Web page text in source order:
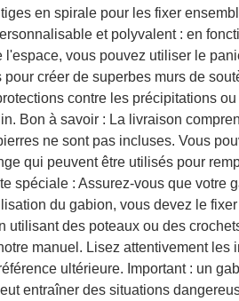
en spirale pour les fixer
et polyvalent : en
vous pouvez utiliser le
créer de superbes murs de
contre les précipitations
Bon à savoir : La livraison
ne sont pas incluses. Vous
qui peuvent être utilisés pour
spéciale : Assurez-vous que votre
du gabion, vous devez le
utilisant des poteaux ou des
manuel. Lisez attentivement les
ultérieure. Important : un
entraîner des situations